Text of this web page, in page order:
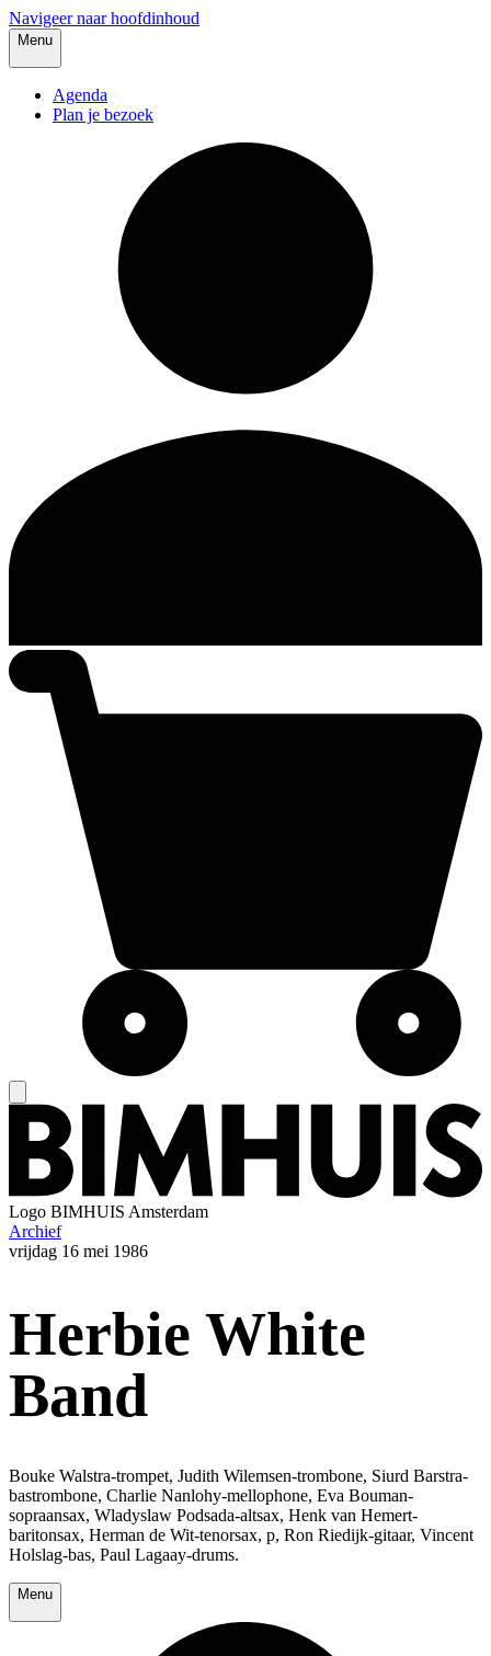
Navigeer naar hoofdinhoud
Menu
Agenda
Plan je bezoek
Logo BIMHUIS Amsterdam
Archief
vrijdag 16 mei 1986
Herbie White
Band
Bouke Walstra-trompet, Judith Wilemsen-trombone, Siurd Barstra-
bastrombone, Charlie Nanlohy-mellophone, Eva Bouman-
sopraansax, Wladyslaw Podsada-altsax, Henk van Hemert-
baritonsax, Herman de Wit-tenorsax, p, Ron Riedijk-gitaar, Vincent
Holslag-bas, Paul Lagaay-drums.
Menu